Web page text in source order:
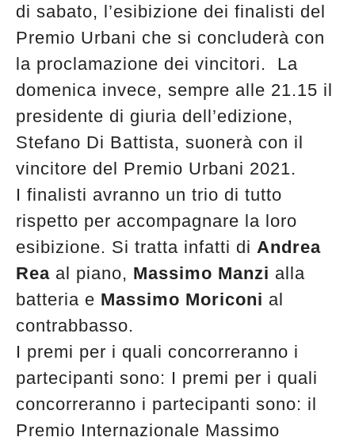
di sabato, l’esibizione dei finalisti del
Premio Urbani che si concluderà con
la proclamazione dei vincitori. La
domenica invece, sempre alle 21.15 il
presidente di giuria dell’edizione,
Stefano Di Battista, suonerà con il
vincitore del Premio Urbani 2021.
I finalisti avranno un trio di tutto
rispetto per accompagnare la loro
esibizione. Si tratta infatti di Andrea
Rea al piano, Massimo Manzi alla
batteria e Massimo Moriconi al
contrabbasso.
I premi per i quali concorreranno i
partecipanti sono: I premi per i quali
concorreranno i partecipanti sono: il
Premio Internazionale Massimo